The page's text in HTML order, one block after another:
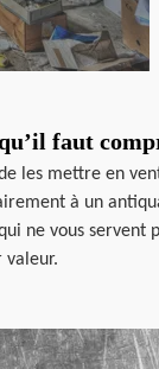
faut
les mettre en
à un
ne vous
valeur.